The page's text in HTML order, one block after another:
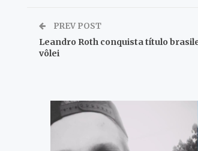
PREV POST
Leandro Roth conquista título
vôlei